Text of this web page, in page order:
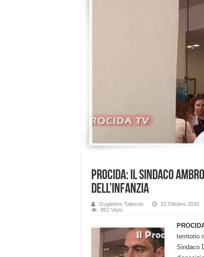
Procida: Il Sindaco
dell’infanzia
Guglielmo Taliercio 22 Ottobre 2020
851 Visto
territorio
Sindaco